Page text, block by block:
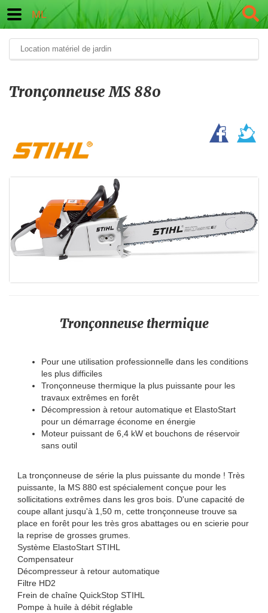
ML
Location matériel de jardin
Tronçonneuse MS 880
Tronçonneuse thermique
Pour une utilisation professionnelle dans les conditions
les plus difficiles
Tronçonneuse thermique la plus puissante pour les
travaux extrêmes en forêt
Décompression à retour automatique et ElastoStart
pour un démarrage économe en énergie
Moteur puissant de 6,4 kW et bouchons de réservoir
sans outil
La tronçonneuse de série la plus puissante du monde ! Très
puissante, la MS 880 est spécialement conçue pour les
sollicitations extrêmes dans les gros bois. D'une capacité de
coupe allant jusqu'à 1,50 m, cette tronçonneuse trouve sa
place en forêt pour les très gros abattages ou en scierie pour
la reprise de grosses grumes.
Système ElastoStart STIHL
Compensateur
Décompresseur à retour automatique
Filtre HD2
Frein de chaîne QuickStop STIHL
Pompe à huile à débit réglable